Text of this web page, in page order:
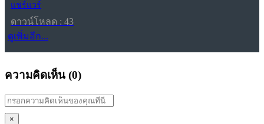
แชร์แวร์
ดาวน์โหลด : 43
ดูเพิ่มอีก...
ความคิดเห็น (0)
×